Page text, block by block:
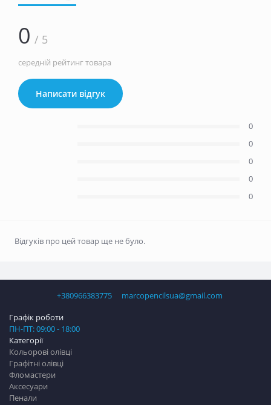
0 / 5
середній рейтинг товара
Написати відгук
0
0
0
0
0
Відгуків про цей товар ще не було.
+380966383775 marcopencilsua@gmail.com
Категорії
Кольорові олівці
Графітні олівці
Фломастери
Аксесуари
Пенали
Графік роботи
ПН-ПТ: 09:00 - 18:00